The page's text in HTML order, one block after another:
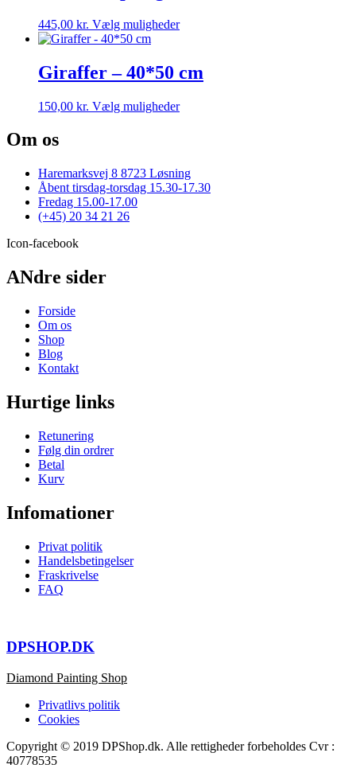
kan
varesiden
445,00 kr. Vælg mulighederDette
varianter.
kan
Giraffer – 40*50 cm
150,00 kr. Vælg mulighederDette
Mulighederne
kan
Om os
Haremarksvej 8 8723 Løsning
Åbent tirsdag-torsdag 15.30-17.30
Fredag 15.00-17.00
(+45) 20 34 21 26
Icon-facebook
ANdre sider
Forside
Om os
Shop
Blog
Kontakt
Hurtige links
Retunering
Følg din ordrer
Betal
Kurv
Infomationer
Privat politik
Handelsbetingelser
Fraskrivelse
FAQ
DPSHOP.DK
Diamond Painting Shop
Privatlivs politik
Cookies
Copyright © 2019 DPShop.dk. Alle rettigheder forbeholdes Cvr :
40778535